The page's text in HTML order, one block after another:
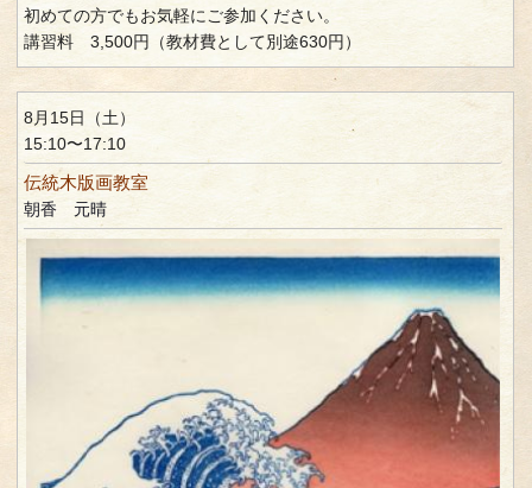
初めての方でもお気軽にご参加ください。
講習料 3,500円（教材費として別途630円）
8月15日（土）
15:10〜17:10
伝統木版画教室
朝香 元晴